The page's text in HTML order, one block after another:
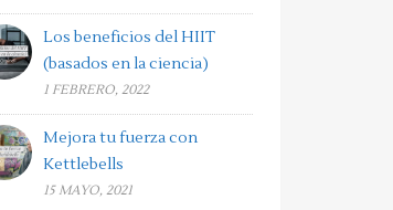
Los beneficios del HIIT
(basados en la ciencia)
1 FEBRERO, 2022
Mejora tu fuerza con
Kettlebells
15 MAYO, 2021